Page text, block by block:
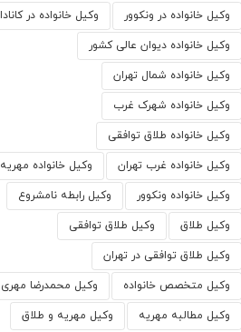
وکیل خانواده در ونکوور وکیل خانواده در کانادا
وکیل خانواده دیوان عالی کشور
وکیل خانواده شمال تهران
وکیل خانواده شهرک غرب
وکیل خانواده طلاق توافقی
وکیل خانواده غرب تهران وکیل خانواده مهریه
وکیل خانواده ونکوور وکیل رابطه نامشروع
وکیل طلاق وکیل طلاق توافقی
وکیل طلاق توافقی در تهران
وکیل متخصص خانواده وکیل محمدرضا مهری
وکیل مطالبه مهریه وکیل مهریه و طلاق